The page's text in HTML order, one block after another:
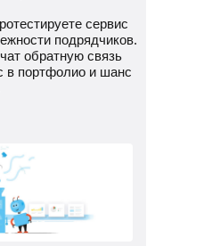
сервис
подрядчиков.
обратную связь
в портфолио и шанс